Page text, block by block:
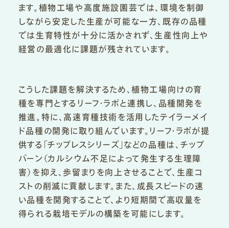
ます。植物工場や高度施設園芸では、環境を制御
しながら安定した生産が可能な一方、既存の品種
では生育特性が十分に活かされず、生産性向上や
経営の最適化に課題が残されています。
こうした課題を解決するため、植物工場向けの育
種を専門とするリーフ・ラボと連携し、品種開発を
推進。特に、高速育種技術を活用したテイラーメイ
ド品種の開発に取り組んでいます。リーフ・ラボが提
供する「チップレスシリーズ」などの品種は、チップ
バーン（カルシウム不足によって発生する生理障
害）を抑え、歩留まりを向上させることで、生産コ
ストの削減に貢献します。また、成長スピードの速
い品種を開発することで、より短期間で高収量を
得られる栽培モデルの構築を可能にします。